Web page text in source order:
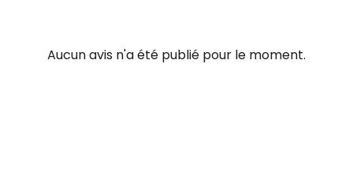
Aucun avis n'a été publié pour le moment.